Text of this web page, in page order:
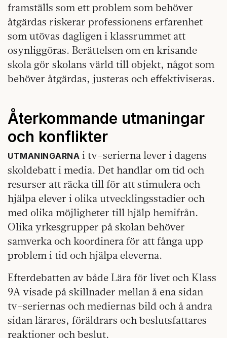
framställs som ett problem som behöver
åtgärdas riskerar professionens erfarenhet
som utövas dagligen i klassrummet att
osynliggöras. Berättelsen om en krisande
skola gör skolans värld till objekt, något som
behöver åtgärdas, justeras och effektiviseras.
Återkommande utmaningar
och konflikter
UTMANINGARNA i tv-serierna lever i dagens
skoldebatt i media. Det handlar om tid och
resurser att räcka till för att stimulera och
hjälpa elever i olika utvecklingsstadier och
med olika möjligheter till hjälp hemifrån.
Olika yrkesgrupper på skolan behöver
samverka och koordinera för att fånga upp
problem i tid och hjälpa eleverna.
Efterdebatten av både Lära för livet och Klass
9A visade på skillnader mellan å ena sidan
tv-seriernas och mediernas bild och å andra
sidan lärares, föräldrars och beslutsfattares
reaktioner och beslut.